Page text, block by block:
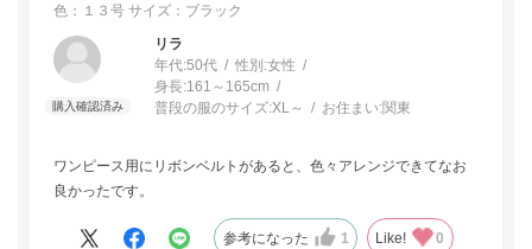
色：１３号 サイズ：ブラック
リラ
年代:50代 性別:女性
身長:161～165cm
普段の服のサイズ:XL～ お住まい:関東
ワンピース用にリボンベルトがあると、色々アレンジできてなお
良かったです。
参考になった 1 Like! 0